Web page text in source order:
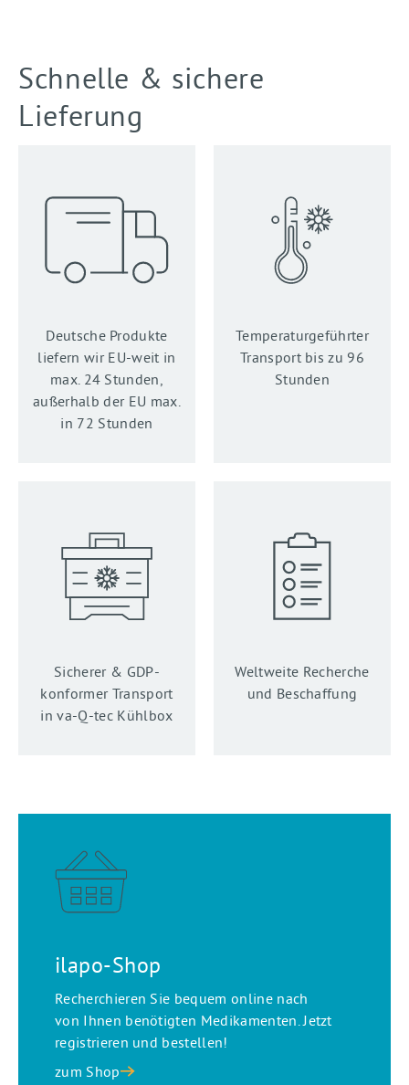
Schnelle & sichere
Lieferung
Deutsche Produkte
liefern wir EU-weit in
max. 24 Stunden,
außerhalb der EU max.
in 72 Stunden
Temperatur­geführter
Transport bis zu 96
Stunden
Sicherer & GDP-
konformer Transport
in va-Q-tec Kühlbox
Weltweite Recherche
und Beschaffung
ilapo-Shop
Recherchieren Sie bequem online nach
von Ihnen benötigten Medikamenten. Jetzt
registrieren und bestellen!
zum Shop